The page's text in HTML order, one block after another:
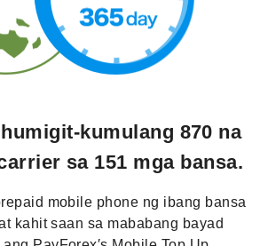
kumulang 870 na
sa 151 mga bansa.
mobile phone ng ibang bansa
kahit saan sa mababang bayad